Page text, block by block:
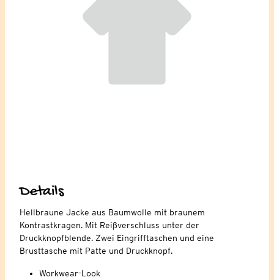
Details
Hellbraune Jacke aus Baumwolle mit braunem
Kontrastkragen. Mit Reißverschluss unter der
Druckknopfblende. Zwei Eingrifftaschen und eine
Brusttasche mit Patte und Druckknopf.
Workwear-Look